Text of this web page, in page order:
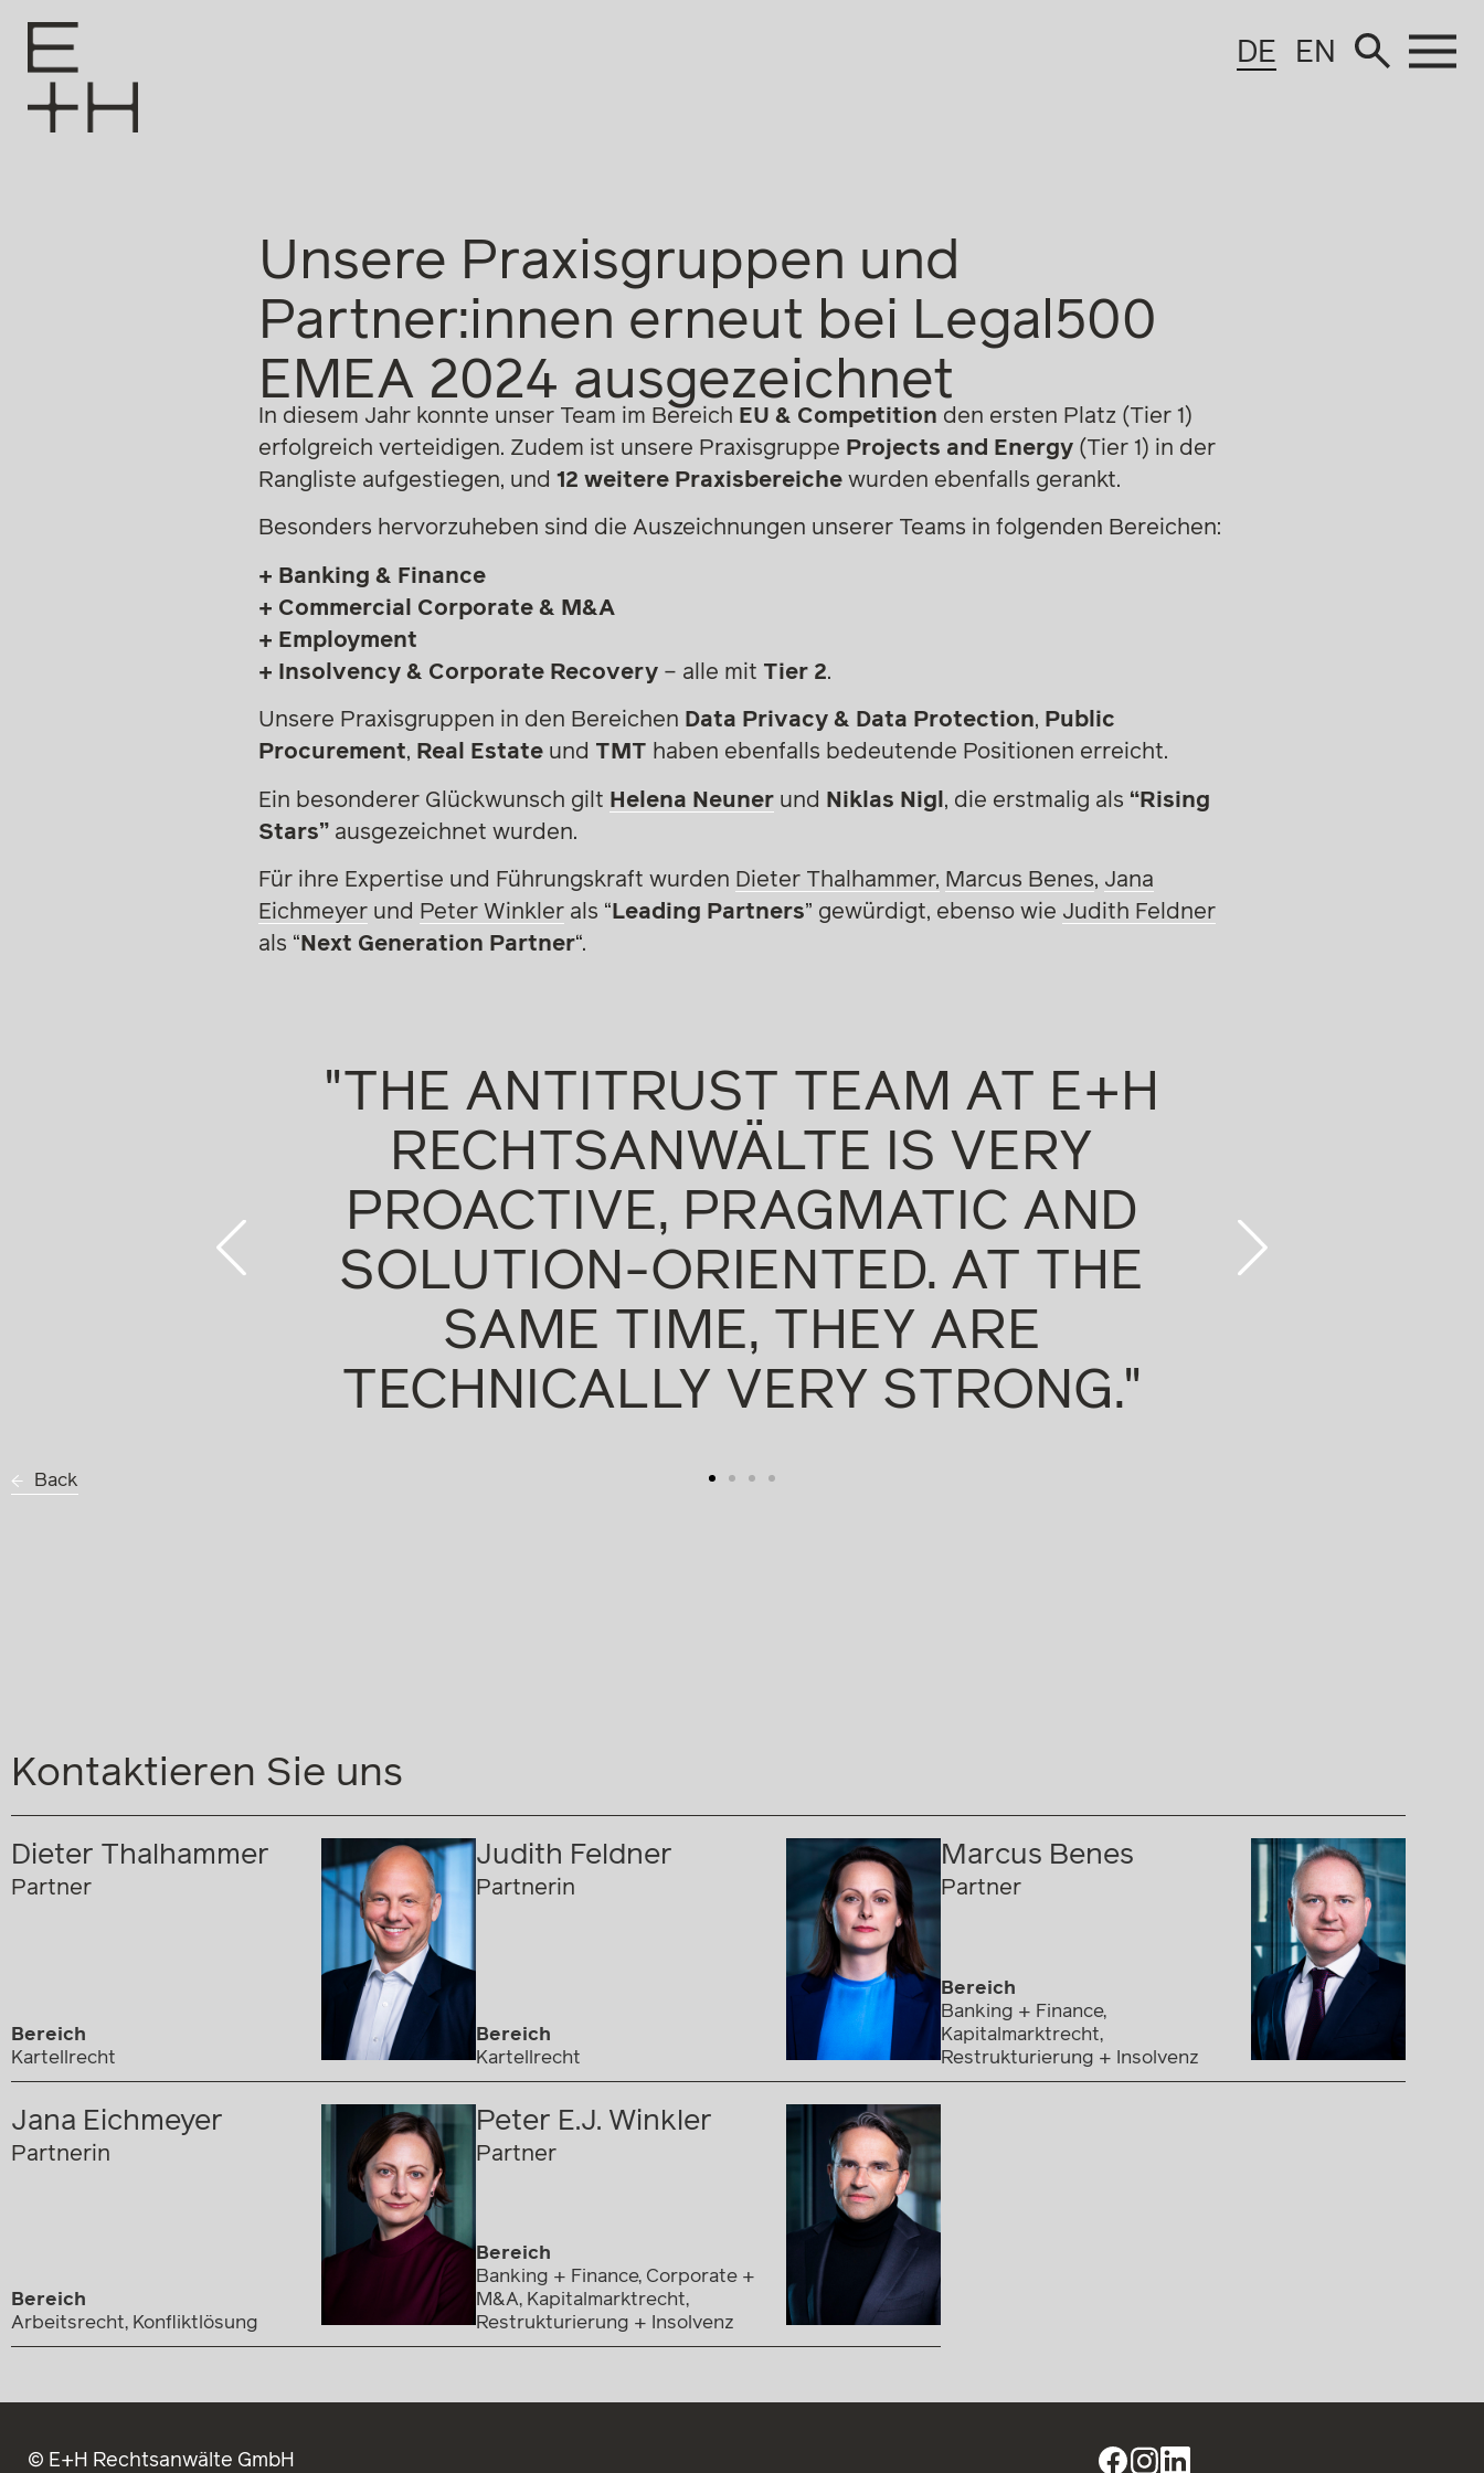
DE EN
Back
Unsere Praxisgruppen und
Partner:innen erneut bei Legal500
EMEA 2024 ausgezeichnet
In diesem Jahr konnte unser Team im Bereich EU & Competition den ersten Platz (Tier 1)
erfolgreich verteidigen. Zudem ist unsere Praxisgruppe Projects and Energy(Tier 1) in der
Rangliste aufgestiegen, und 12 weitere Praxisbereichewurden ebenfalls gerankt.
Besonders hervorzuheben sind die Auszeichnungen unserer Teams in folgenden Bereichen:
+ Banking & Finance
+ Commercial Corporate & M&A
+ Employment
+ Insolvency & Corporate Recovery– alle mit Tier 2.
Unsere Praxisgruppen in den Bereichen Data Privacy & Data Protection, Public
Procurement, Real Estateund TMT haben ebenfalls bedeutende Positionen erreicht.
Ein besonderer Glückwunsch gilt Helena Neunerund Niklas Nigl , die erstmalig als “Rising
Stars”ausgezeichnet wurden.
Für ihre Expertise und Führungskraft wurden Dieter Thalhammer, Marcus Benes, Jana
Eichmeyerund Peter Winklerals “ Leading Partners” gewürdigt, ebenso wie Judith Feldner
als “ Next Generation Partner“.
"THE ANTITRUST TEAM AT E+H
RECHTSANWÄLTE IS VERY
PROACTIVE, PRAGMATIC AND
SOLUTION-ORIENTED. AT THE
SAME TIME, THEY ARE
TECHNICALLY VERY STRONG."
Kontaktieren Sie uns
Dieter Thalhammer
Partner
Bereich
Kartellrecht
Judith Feldner
Partnerin
Bereich
Kartellrecht
Marcus Benes
Partner
Bereich
Banking + Finance,
Kapitalmarktrecht,
Restrukturierung + Insolvenz
Jana Eichmeyer
Partnerin
Bereich
Arbeitsrecht, Konfliktlösung
Peter E.J. Winkler
Partner
Bereich
Banking + Finance, Corporate +
M&A, Kapitalmarktrecht,
Restrukturierung + Insolvenz
© E+H Rechtsanwälte GmbH